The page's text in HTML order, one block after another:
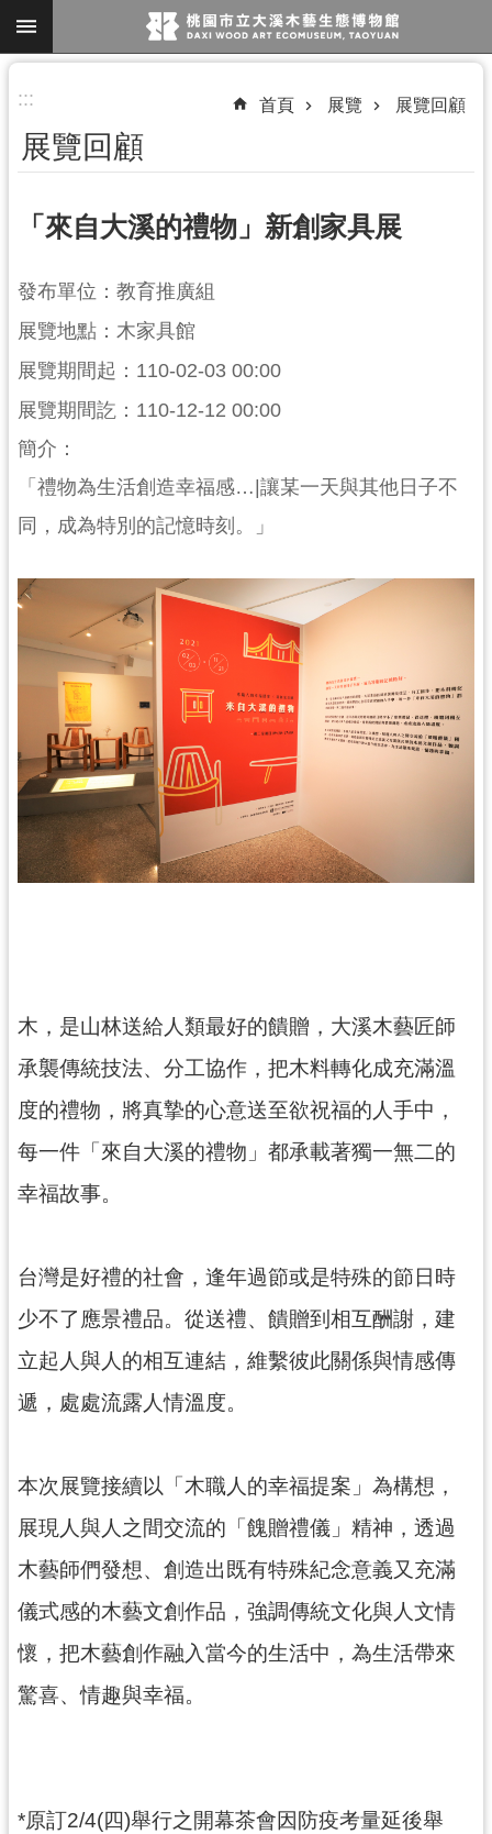
跳到主要內容區塊
搜
尋
參
資
訊
展
覽
便
服
活
學
習
資
源
認
息
告
志
工
地
版
與
文
商
回
頁
網
站
導
覽
市
政
園
::: 首頁 展覽 展覽回顧
展覽回顧
「來自大溪的禮物」新創家具展
發布單位：教育推廣組
展覽地點：木家具館
展覽期間起：110-02-03 00:00
展覽期間訖：110-12-12 00:00
簡介：
「禮物為生活創造幸福感…|讓某一天與其他日子不
同，成為特別的記憶時刻。」
木，是山林送給人類最好的饋贈，大溪木藝匠師
承襲傳統技法、分工協作，把木料轉化成充滿溫
度的禮物，將真摯的心意送至欲祝福的人手中，
每一件「來自大溪的禮物」都承載著獨一無二的
幸福故事。
台灣是好禮的社會，逢年過節或是特殊的節日時
少不了應景禮品。從送禮、饋贈到相互酬謝，建
立起人與人的相互連結，維繫彼此關係與情感傳
遞，處處流露人情溫度。
本次展覽接續以「木職人的幸福提案」為構想，
展現人與人之間交流的「餽贈禮儀」精神，透過
木藝師們發想、創造出既有特殊紀念意義又充滿
儀式感的木藝文創作品，強調傳統文化與人文情
懷，把木藝創作融入當今的生活中，為生活帶來
驚喜、情趣與幸福。
*原訂2/4(四)舉行之開幕茶會因防疫考量延後舉